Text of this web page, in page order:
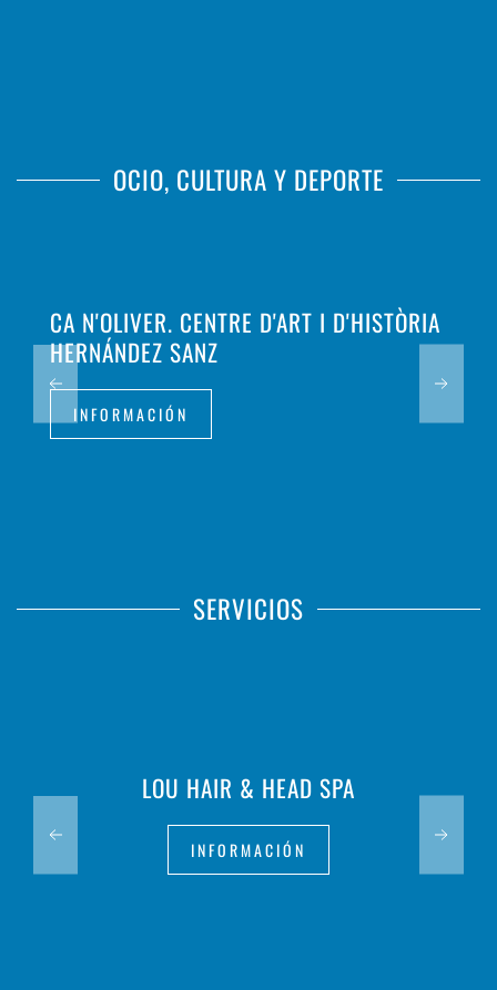
OCIO, CULTURA Y DEPORTE
CA N'OLIVER. CENTRE D'ART I D'HISTÒRIA
HERNÁNDEZ SANZ
INFORMACIÓN
SERVICIOS
LOU HAIR & HEAD SPA
INFORMACIÓN